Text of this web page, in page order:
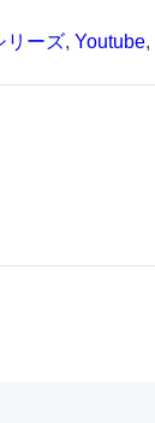
リーズ, Youtube,